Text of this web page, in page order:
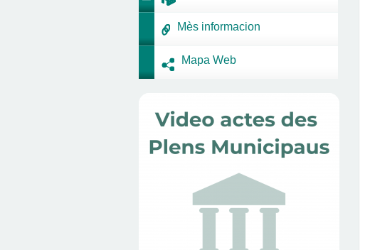
Mès informacion
Mapa Web